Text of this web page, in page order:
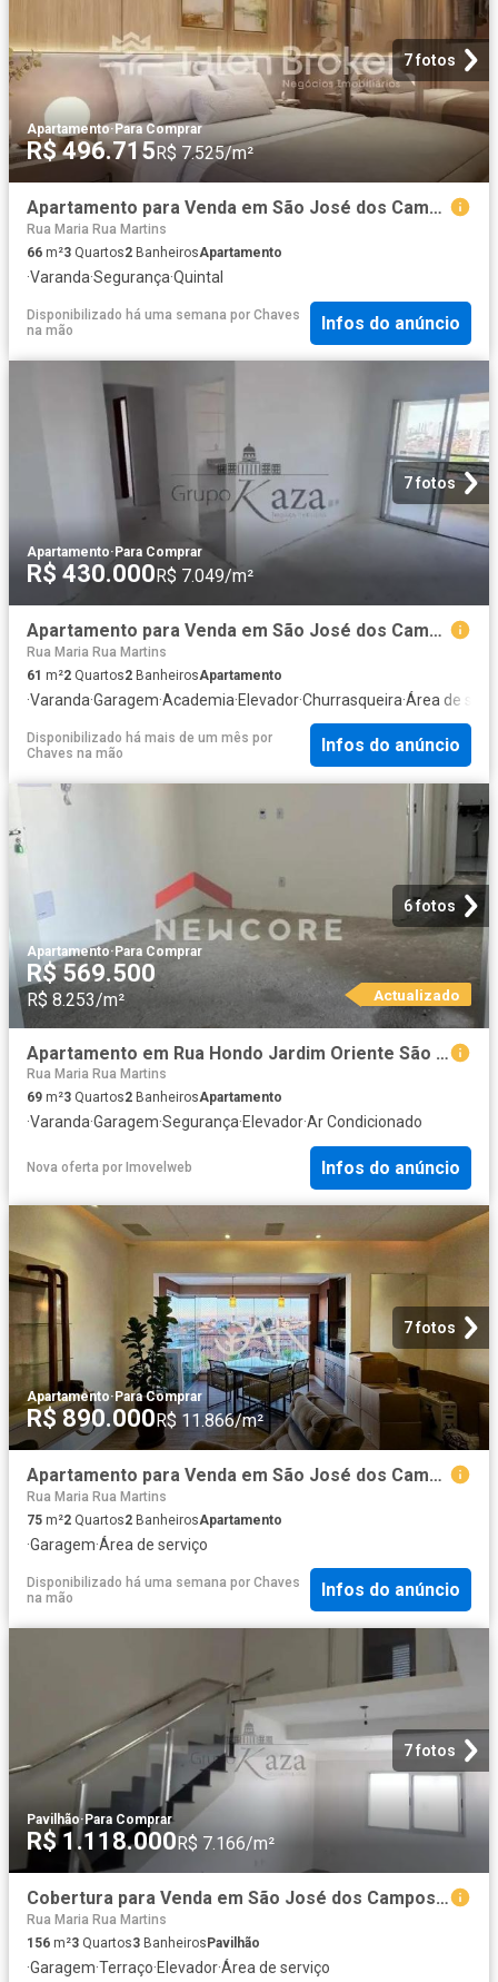
7 fotos
Apartamento· Para Comprar
R$ 496.715R$ 7.525/m²
Apartamento para Venda em São José dos Campos/SP Jardim das Indústrias 3 Quartos
Rua Maria Rua Martins
66 m²3 Quartos2 BanheirosApartamento
·Varanda·Segurança·Quintal
Disponibilizado há uma semana por Chaves
na mão
Infos do anúncio
7 fotos
Apartamento· Para Comprar
R$ 430.000R$ 7.049/m²
Apartamento para Venda em São José dos Campos/SP Jardim Oriente 2 Quartos
Rua Maria Rua Martins
61 m²2 Quartos2 BanheirosApartamento
·Varanda·Garagem·Academia·Elevador·Churrasqueira·Área de
Disponibilizado há mais de um mês por
Chaves na mão
Infos do anúncio
6 fotos
Apartamento·Para Comprar
R$ 569.500
R$ 8.253/m² Actualizado
Apartamento em Rua Hondo Jardim Oriente São José dos Campos/SP
Rua Maria Rua Martins
69 m²3 Quartos2 BanheirosApartamento
·Varanda·Garagem·Segurança·Elevador·Ar Condicionado
Nova oferta por Imovelweb Infos do anúncio
7 fotos
Apartamento· Para Comprar
R$ 890.000R$ 11.866/m²
Apartamento para Venda em São José dos Campos/SP Jardim das Indústrias 2 Quartos
Rua Maria Rua Martins
75 m²2 Quartos2 BanheirosApartamento
·Garagem·Área de serviço
Disponibilizado há uma semana por Chaves
na mão
Infos do anúncio
7 fotos
Pavilhão·Para Comprar
R$ 1.118.000R$ 7.166/m²
Cobertura para Venda em São José dos Campos/SP Conjunto Residencial Trinta e Um de Março 3 Quartos
Rua Maria Rua Martins
156 m²3 Quartos3 BanheirosPavilhão
·Garagem·Terraço·Elevador·Área de serviço